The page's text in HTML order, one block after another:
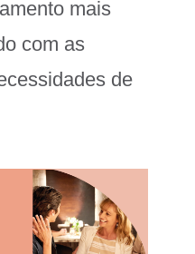
mais
com as
de